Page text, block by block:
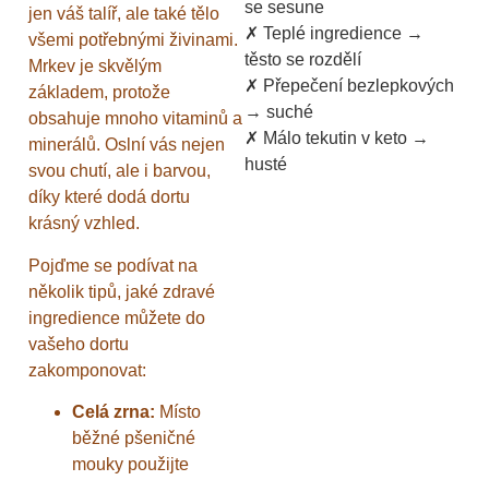
jen váš talíř, ale také tělo
všemi potřebnými živinami.
Mrkev je skvělým
základem, protože
obsahuje mnoho vitaminů a
minerálů. Oslní vás nejen
svou chutí, ale i barvou,
díky které dodá dortu
krásný vzhled.
Pojďme se podívat na
několik tipů, jaké zdravé
ingredience můžete do
vašeho dortu
zakomponovat:
Celá zrna: Místo
běžné pšeničné
mouky použijte
se sesune
✗ Teplé ingredience →
těsto se rozdělí
✗ Přepečení bezlepkových
→ suché
✗ Málo tekutin v keto →
husté